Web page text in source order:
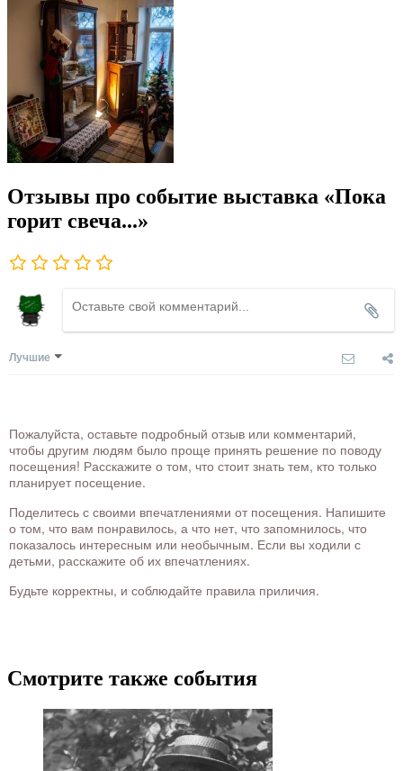
Отзывы про событие выставка «Пока
горит свеча...»
Лучшие
Пожалуйста, оставьте подробный отзыв или комментарий,
чтобы другим людям было проще принять решение по поводу
посещения! Расскажите о том, что стоит знать тем, кто только
планирует посещение.
Поделитесь с своими впечатлениями от посещения. Напишите
о том, что вам понравилось, а что нет, что запомнилось, что
показалось интересным или необычным. Если вы ходили с
детьми, расскажите об их впечатлениях.
Будьте корректны, и соблюдайте правила приличия.
Смотрите также события